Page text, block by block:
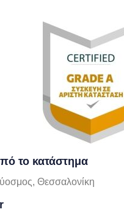
το κατάστημα
Θεσσαλονίκη